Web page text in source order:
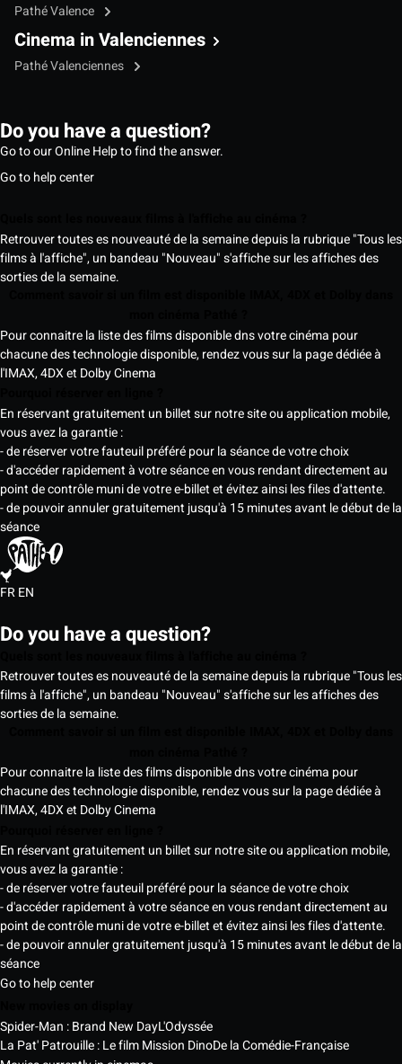
Pathé Valence
Cinema in Valenciennes
Pathé Valenciennes
Do you have a question?
Go to our Online Help to find the answer.
Go to help center
Retrouver toutes es nouveauté de la semaine depuis la rubrique "Tous les
films à l'affiche", un bandeau "Nouveau" s'affiche sur les affiches des
sorties de la semaine.
Pour connaitre la liste des films disponible dns votre cinéma pour
chacune des technologie disponible, rendez vous sur la page dédiée à
l'IMAX, 4DX et Dolby Cinema
En réservant gratuitement un billet sur notre site ou application mobile,
vous avez la garantie :
- de réserver votre fauteuil préféré pour la séance de votre choix
- d'accéder rapidement à votre séance en vous rendant directement au
point de contrôle muni de votre e-billet et évitez ainsi les files d'attente.
- de pouvoir annuler gratuitement jusqu'à 15 minutes avant le début de la
séance
FREN
Do you have a question?
Retrouver toutes es nouveauté de la semaine depuis la rubrique "Tous les
films à l'affiche", un bandeau "Nouveau" s'affiche sur les affiches des
sorties de la semaine.
Pour connaitre la liste des films disponible dns votre cinéma pour
chacune des technologie disponible, rendez vous sur la page dédiée à
l'IMAX, 4DX et Dolby Cinema
En réservant gratuitement un billet sur notre site ou application mobile,
vous avez la garantie :
- de réserver votre fauteuil préféré pour la séance de votre choix
- d'accéder rapidement à votre séance en vous rendant directement au
point de contrôle muni de votre e-billet et évitez ainsi les files d'attente.
- de pouvoir annuler gratuitement jusqu'à 15 minutes avant le début de la
séance
Go to help center
Spider-Man : Brand New DayL'Odyssée
La Pat' Patrouille : Le film Mission DinoDe la Comédie-Française